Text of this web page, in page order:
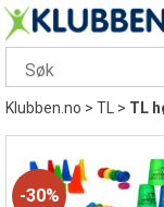
Klubben.no>TL >TL
30%